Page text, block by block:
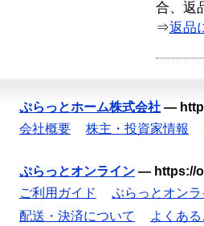
合、返
⇒返品
ぷらっとホーム株式会社 —
会社概要
株主・投資家情報
ぷらっとオンライン — https://
ご利用ガイド
ぷらっとオン
配送・決済について
よくあ